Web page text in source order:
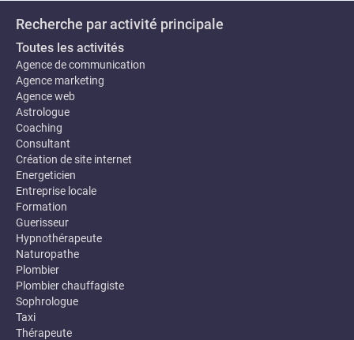
Recherche par activité principale
Toutes les activités
Agence de communication
Agence marketing
Agence web
Astrologue
Coaching
Consultant
Création de site internet
Energeticien
Entreprise locale
Formation
Guerisseur
Hypnothérapeute
Naturopathe
Plombier
Plombier chauffagiste
Sophrologue
Taxi
Thérapeute